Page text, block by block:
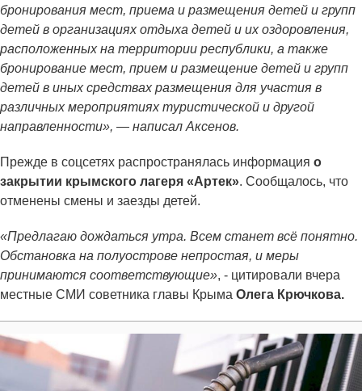
бронирования мест, приема и размещения детей и групп
детей в организациях отдыха детей и их оздоровления,
расположенных на территории республики, а также
бронирование мест, прием и размещение детей и групп
детей в иных средствах размещения для участия в
различных мероприятиях туристической и другой
направленности», — написал Аксенов.
Прежде в соцсетях распространялась информация о
закрытии крымского лагеря «Артек». Сообщалось, что
отменены смены и заезды детей.
«Предлагаю дождаться утра. Всем станет всё понятно.
Обстановка на полуострове непростая, и меры
принимаются соответствующие», - цитировали вчера
местные СМИ советника главы Крыма Олега Крючкова.